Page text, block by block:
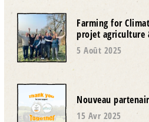
Farming for
projet agriculture
5 Août 2025
Nouveau
15 Avr 2025